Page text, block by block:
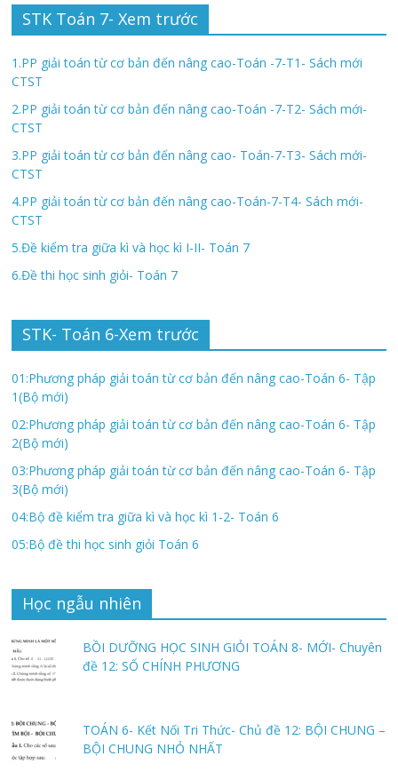
STK Toán 7- Xem trước
1.PP giải toán từ cơ bản đến nâng cao-Toán -7-T1- Sách mới
CTST
2.PP giải toán từ cơ bản đến nâng cao-Toán -7-T2- Sách mới-
CTST
3.PP giải toán từ cơ bản đến nâng cao- Toán-7-T3- Sách mới-
CTST
4.PP giải toán từ cơ bản đến nâng cao-Toán-7-T4- Sách mới-
CTST
5.Đề kiểm tra giữa kì và học kì I-II- Toán 7
6.Đề thi học sinh giỏi- Toán 7
STK- Toán 6-Xem trước
01:Phương pháp giải toán từ cơ bản đến nâng cao-Toán 6- Tập
1(Bộ mới)
02:Phương pháp giải toán từ cơ bản đến nâng cao-Toán 6- Tập
2(Bộ mới)
03:Phương pháp giải toán từ cơ bản đến nâng cao-Toán 6- Tập
3(Bộ mới)
04:Bộ đề kiểm tra giữa kì và học kì 1-2- Toán 6
05:Bộ đề thi học sinh giỏi Toán 6
Học ngẫu nhiên
BỒI DƯỠNG HỌC SINH GIỎI TOÁN 8- MỚI- Chuyên
đề 12: SỐ CHÍNH PHƯƠNG
TOÁN 6- Kết Nối Tri Thức- Chủ đề 12: BỘI CHUNG –
BỘI CHUNG NHỎ NHẤT